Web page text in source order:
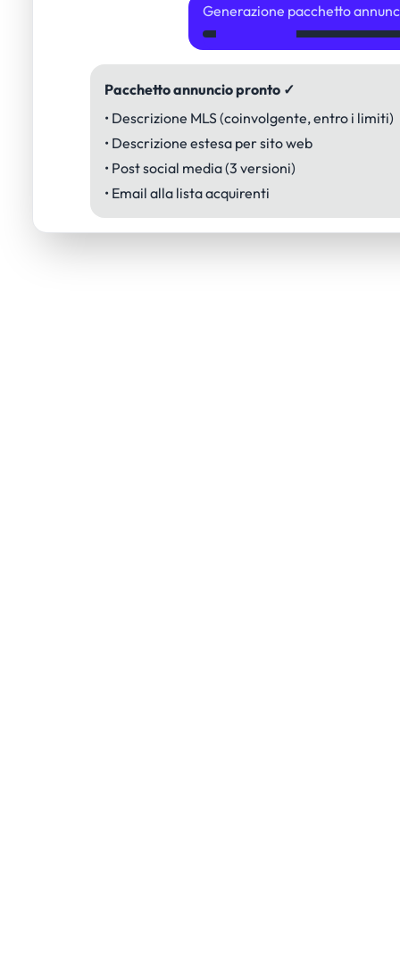
Generazione pacchetto
Pacchetto annuncio pronto ✓
• Descrizione MLS (coinvolgente, entro i limiti)
• Descrizione estesa per sito web
• Post social media (3 versioni)
• Email alla lista acquirenti